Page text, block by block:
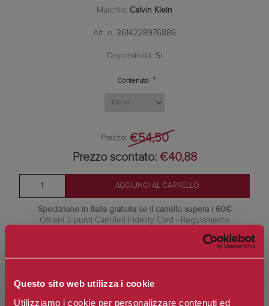
Questo sito web utilizza i cookie
Utilizziamo i cookie per personalizzare contenuti ed
Marchio: Calvin Klein
Art. n. 3614228976886
Disponibilità: Si
Contenuto *
Prezzo: €54,50
Prezzo scontato: €40,88
Spedizione in Italia gratuita se il carrello supera i 60€
Ottieni 3 punti Camilleri Fidelity Card - Regolamento